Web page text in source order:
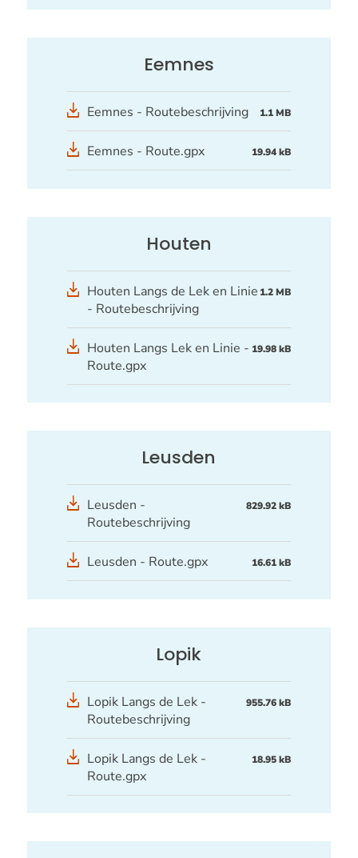
Eemnes
Eemnes - Routebeschrijving 1.1 MB
GPXEemnes - Route.gpx 19.94 kB
Houten
Houten Langs de Lek en Linie
- Routebeschrijving
1.2 MB
GPX
bestand
Houten Langs Lek en Linie -
Route.gpx
19.98 kB
Leusden
Leusden -
Routebeschrijving
829.92 kB
GPXLeusden - Route.gpx 16.61 kB
Lopik
Lopik Langs de Lek -
Routebeschrijving
955.76 kB
GPX
bestand
Lopik Langs de Lek -
Route.gpx
18.95 kB